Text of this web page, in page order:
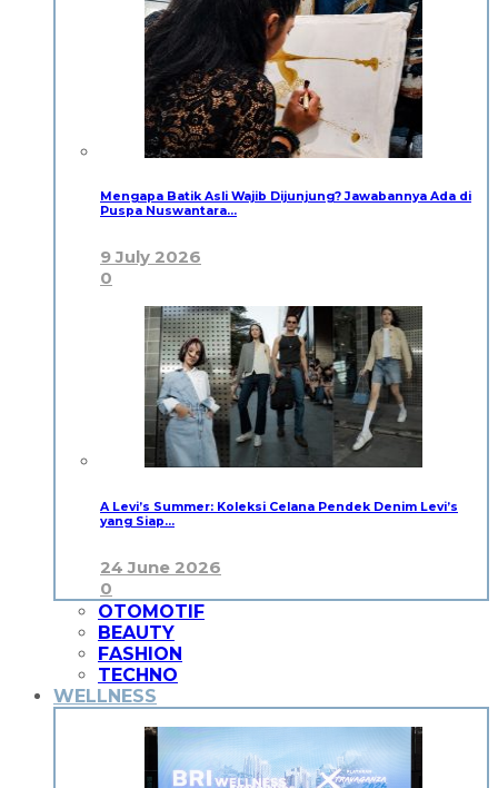
Mengapa Batik Asli Wajib Dijunjung? Jawabannya Ada di
Puspa Nuswantara…
9 July 2026
0
A Levi’s Summer: Koleksi Celana Pendek Denim Levi’s
yang Siap…
24 June 2026
0
OTOMOTIF
BEAUTY
FASHION
TECHNO
WELLNESS